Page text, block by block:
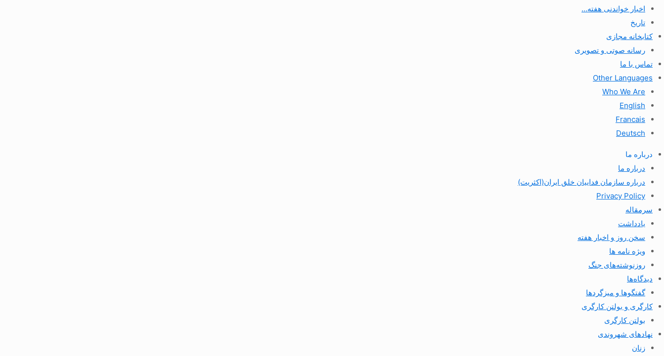
اخبار خواندنی هفته…
تاریخ
کتابخانه مجازی
رسانه صوتی و تصویری
تماس با ما
Other Languages
Who We Are
English
Francais
Deutsch
درباره ما
درباره ما
درباره سازمان فداییان خلق ایران(اکثریت)
Privacy Policy
سرمقاله
یادداشت
سخن روز و اخبار هفته
ویژه نامه ها
روزنوشته‌های جنگ
دیدگاه‌ها
گفتگوها و میزگردها
کارگری و بولتن کارگری
بولتن کارگری
نهادهای شهروندی
زنان